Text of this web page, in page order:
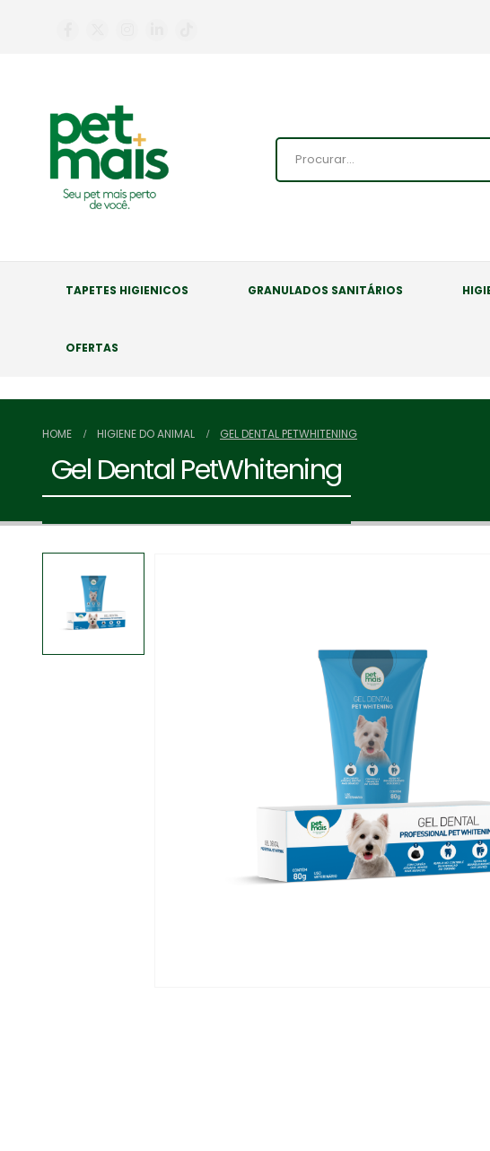
TAPETES HIGIENICOS GRANULADOS SANITÁRIOS
OFERTAS
HOME HIGIENE DO ANIMAL GEL DENTAL PETWHITENING
Gel Dental PetWhitening